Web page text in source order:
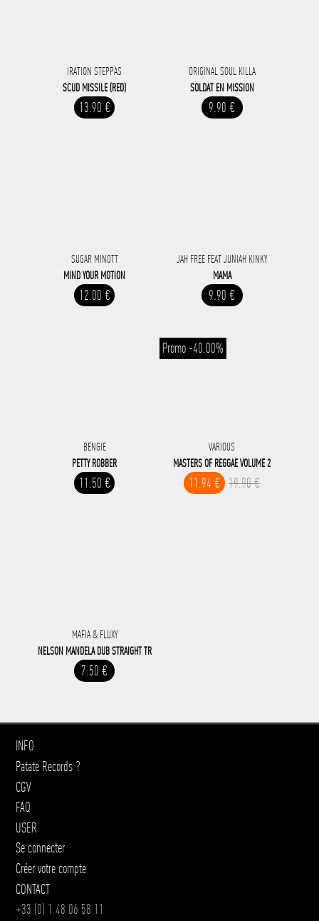
IRATION STEPPAS
SCUD MISSILE (RED)
13.90 €
ORIGINAL SOUL KILLA
SOLDAT EN MISSION
9.90 €
SUGAR MINOTT
MIND YOUR MOTION
12.00 €
JAH FREE FEAT JUNIAH KINKY
MAMA
9.90 €
BENGIE
PETTY ROBBER
11.50 €
Promo -40.00%
VARIOUS
MASTERS OF REGGAE VOLUME 2
11.94 € 19.90 €
MAFIA & FLUXY
NELSON MANDELA DUB STRAIGHT TR
7.50 €
INFO
Patate Records ?
CGV
FAQ
USER
Se connecter
Créer votre compte
CONTACT
+33 (0) 1 48 06 58 11